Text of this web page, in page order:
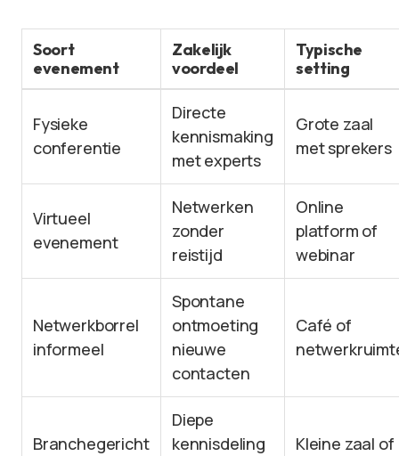
Soort
evenement
Zakelijk
voordeel
Typische
setting
Fysieke
conferentie
Directe
kennismaking
met experts
Grote zaal
met sprekers
Virtueel
evenement
Netwerken
zonder
reistijd
Online
platform of
webinar
Netwerkborrel
informeel
Spontane
ontmoeting
nieuwe
contacten
Café of
Branchegericht
Diepe
kennisdeling
Kleine zaal of